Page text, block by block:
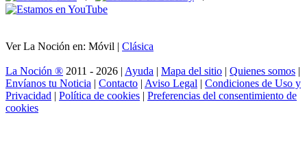
Ver La Noción en: Móvil | Clásica
La Noción ® 2011 - 2026 | Ayuda | Mapa del sitio | Quienes somos |
Envíanos tu Noticia | Contacto | Aviso Legal | Condiciones de Uso y
Privacidad | Política de cookies | Preferencias del consentimiento de
cookies